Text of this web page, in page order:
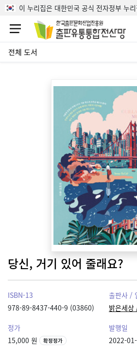
본문으로 바로가기
이 누리집은 대한민국 공식 전자정부 누
전체 도서
당신, 거기 있어 줄래요?
ISBN-13
978-89-8437-440-9 (03860)
출판사 /
밝은세
정가
15,000 원
확정정가
발행일
2022-